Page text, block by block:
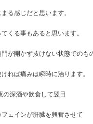
る感じだと思います。
くる事もあると思います。
が開かず抜けない状態でのも
れば痛みは瞬時に治ります。
の深酒や飲食して翌日
ェインが肝臓を興奮させて